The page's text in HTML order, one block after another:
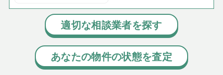
適切な相談業者を探す
あなたの物件の状態を査定